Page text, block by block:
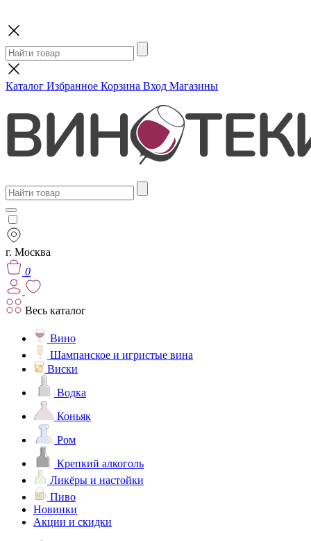
Каталог Избранное Корзина Вход Магазины
г. Москва
0
Весь каталог
Вино
Шампанское и игристые вина
Виски
Водка
Коньяк
Ром
Крепкий алкоголь
Ликёры и настойки
Пиво
Новинки
Акции и скидки